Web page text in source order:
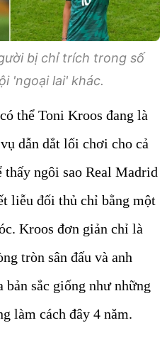
bị chỉ trích trong số
'ngoại lai' khác.
thể Toni Kroos đang là
dẫn dắt lối chơi cho cả
ngôi sao Real Madrid
liễu đối thủ chỉ bằng một
Kroos đơn giản chỉ là
tròn sân đấu và anh
sắc giống như những
làm cách đây 4 năm.